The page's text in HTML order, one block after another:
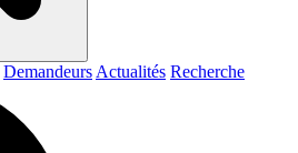
Demandeurs Actualités Recherche